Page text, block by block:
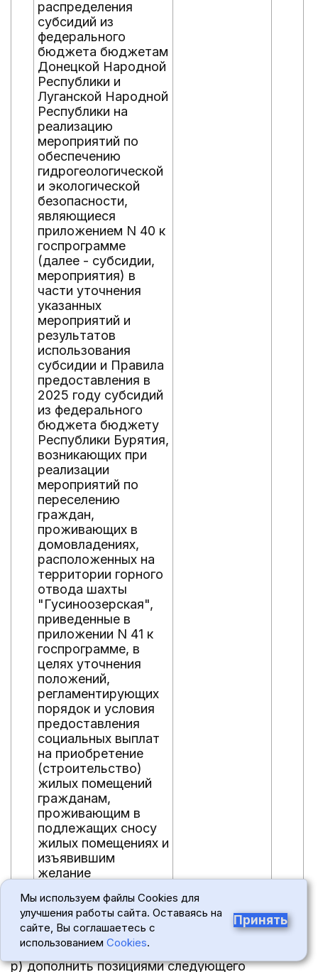
распределения
субсидий из
федерального
бюджета бюджетам
Донецкой Народной
Республики и
Луганской Народной
Республики на
реализацию
мероприятий по
обеспечению
гидрогеологической
и экологической
безопасности,
являющиеся
приложением N 40 к
госпрограмме
(далее - субсидии,
мероприятия) в
части уточнения
указанных
мероприятий и
результатов
использования
субсидии и Правила
предоставления в
2025 году субсидий
из федерального
бюджета бюджету
Республики Бурятия,
возникающих при
реализации
мероприятий по
переселению
граждан,
проживающих в
домовладениях,
расположенных на
территории горного
отвода шахты
"Гусиноозерская",
приведенные в
приложении N 41 к
госпрограмме, в
целях уточнения
положений,
регламентирующих
порядок и условия
предоставления
социальных выплат
на приобретение
(строительство)
жилых помещений
гражданам,
проживающим в
подлежащих сносу
жилых помещениях и
изъявившим
желание
п) позиции 34 - 37 считать позициями 28 - 31;
р) дополнить позициями следующего
Мы используем файлы Cookies для
улучшения работы сайта. Оставаясь на
сайте, Вы соглашаетесь с
использованием Cookies.
Принять